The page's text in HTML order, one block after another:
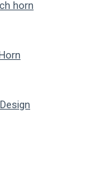
horn